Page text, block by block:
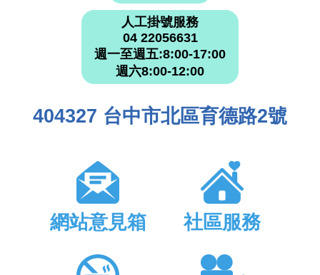
人工掛號服務
04 22056631
週一至週五:8:00-17:00
週六8:00-12:00
404327 台中市北區育德路2號
網站意見箱 社區服務